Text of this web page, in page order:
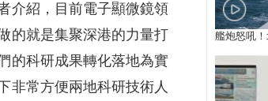
介紹，目前電子顯微鏡領
的就是集聚深港的力量打
的科研成果轉化落地為實
非常方便兩地科研技術人
艦炮怒吼